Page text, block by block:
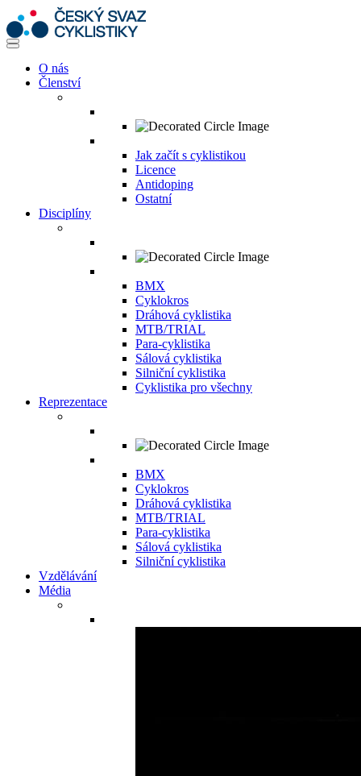
O nás
Členství
Jak začít s cyklistikou
Licence
Antidoping
Ostatní
Disciplíny
BMX
Cyklokros
Dráhová cyklistika
MTB/TRIAL
Para-cyklistika
Sálová cyklistika
Silniční cyklistika
Cyklistika pro všechny
Reprezentace
BMX
Cyklokros
Dráhová cyklistika
MTB/TRIAL
Para-cyklistika
Sálová cyklistika
Silniční cyklistika
Vzdělávání
Média